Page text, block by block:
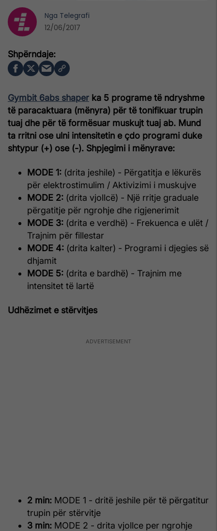
Gymbit 6abs shaper ka 5 programe të ndryshme
të paracaktuara (mënyra) për të tonifikuar trupin
tuaj dhe për të formësuar muskujt tuaj ab. Mund
ta rritni ose ulni intensitetin e çdo programi duke
shtypur (+) ose (-). Shpjegimi i mënyrave:
MODE 1: (drita jeshile) - Përgatitja e lëkurës
për elektrostimulim / Aktivizimi i muskujve
MODE 2: (drita vjollcë) - Një rritje graduale
përgatitje për ngrohje dhe rigjenerimit
MODE 3: (drita e verdhë) - Frekuenca e ulët /
Trajnim për fillestar
MODE 4: (drita kalter) - Programi i djegies së
dhjamit
MODE 5: (drita e bardhë) - Trajnim me
intensitet të lartë
Udhëzimet e stërvitjes
2 min: MODE 1 - dritë jeshile për të përgatitur
trupin për stërvitje
3 min: MODE 2 - drita vjollce per ngrohje
Nga Telegrafi
12/06/2017